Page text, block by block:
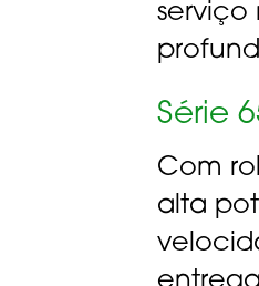
serviço
Série
Com
alta